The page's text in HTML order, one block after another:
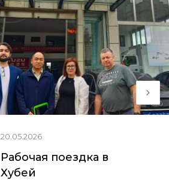
20.05.2026
Рабочая поездка в
Хубей